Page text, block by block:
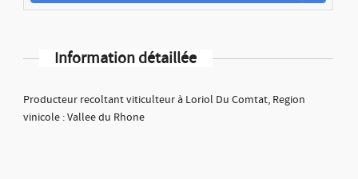
Information détaillée
Producteur recoltant viticulteur à Loriol Du Comtat, Region
vinicole : Vallee du Rhone